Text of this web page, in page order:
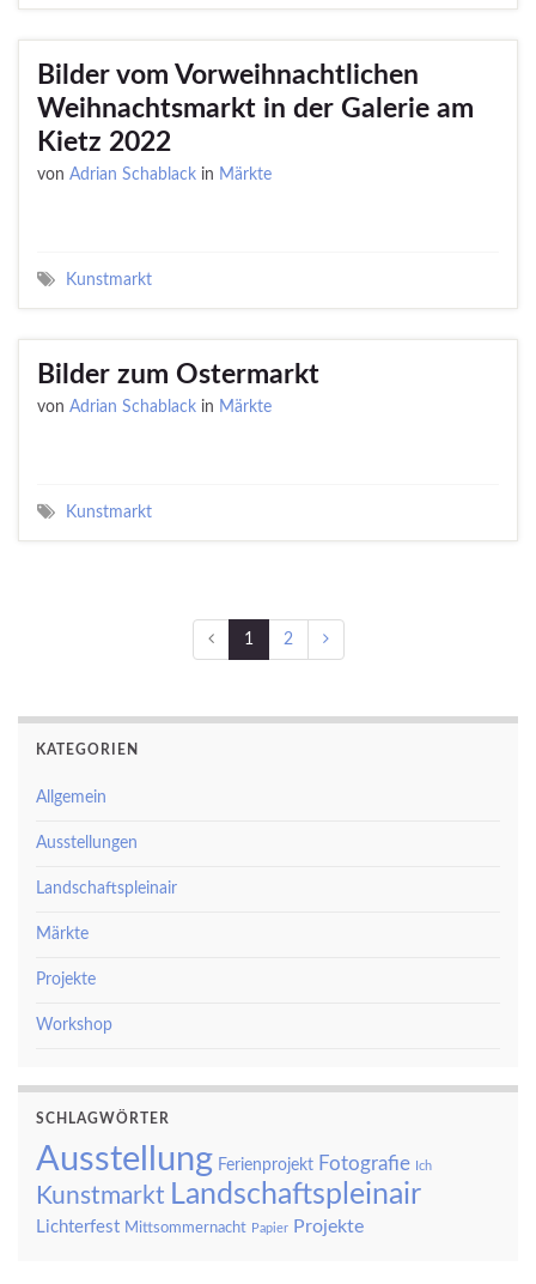
Bilder vom Vorweihnachtlichen
Weihnachtsmarkt in der Galerie am
Kietz 2022
von Adrian Schablack in Märkte
Kunstmarkt
Bilder zum Ostermarkt
von Adrian Schablack in Märkte
Kunstmarkt
1 2
KATEGORIEN
Allgemein
Ausstellungen
Landschaftspleinair
Märkte
Projekte
Workshop
SCHLAGWÖRTER
Ausstellung Ferienprojekt Fotografie Ich
Kunstmarkt Landschaftspleinair
Lichterfest Mittsommernacht Papier Projekte